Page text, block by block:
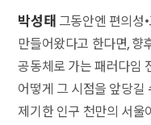
박성태 그동안엔 편의성
만들어왔다고 한다면, 향
공동체로 가는 패러다임
어떻게 그 시점을 앞당길
제기한 인구 천만의 서울